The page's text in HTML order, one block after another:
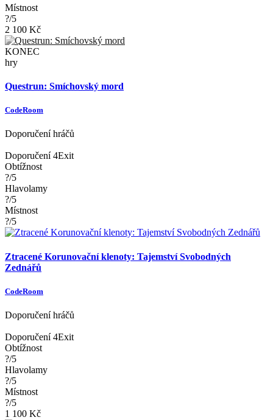
Místnost
?/5
2 100 Kč
KONEC
hry
Questrun: Smíchovský mord
CodeRoom
Doporučení hráčů
Doporučení 4Exit
Obtížnost
?/5
Hlavolamy
?/5
Místnost
?/5
Ztracené Korunovační klenoty: Tajemství Svobodných
Zednářů
CodeRoom
Doporučení hráčů
Doporučení 4Exit
Obtížnost
?/5
Hlavolamy
?/5
Místnost
?/5
1 100 Kč